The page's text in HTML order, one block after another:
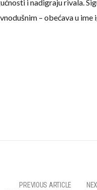
i nadigraju rivala.
– obećava u ime
PREVIOUS ARTICLE